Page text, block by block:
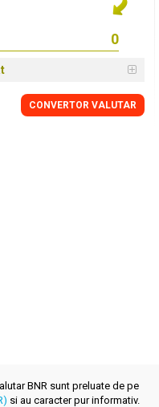
CONVERTOR VALUTAR
BNR sunt preluate de pe
si au caracter pur informativ.